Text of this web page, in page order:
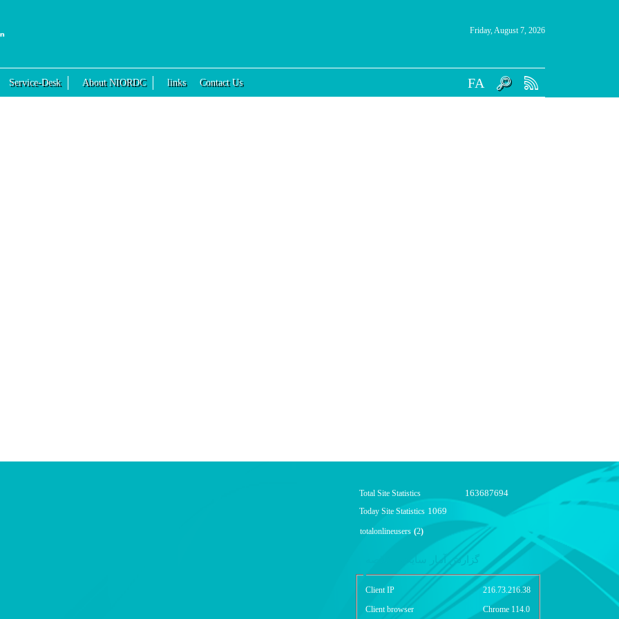
Friday, August 7, 2026
Service-Desk About NIORDC links Contact Us FA
Total Site Statistics 163687694
Today Site Statistics 1069
totalonlineusers (2)
گزارش آمار سایت - خلاصه
Client IP
216.73.216.38
Client browser
Chrome 114.0